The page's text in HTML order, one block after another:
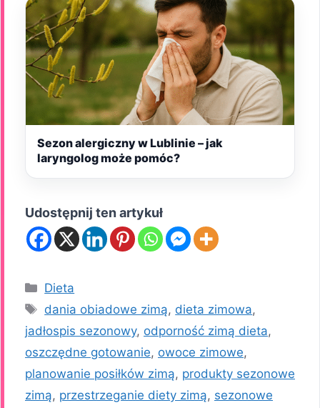
Sezon alergiczny w Lublinie – jak
laryngolog może pomóc?
Udostępnij ten artykuł
Kategorie
Dieta
Tagi
dania obiadowe zimą, dieta zimowa,
jadłospis sezonowy, odporność zimą dieta,
oszczędne gotowanie, owoce zimowe,
planowanie posiłków zimą, produkty sezonowe
zimą, przestrzeganie diety zimą, sezonowe